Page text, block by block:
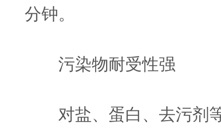
分钟。
污染物耐受性强
对盐、蛋白、去污剂等